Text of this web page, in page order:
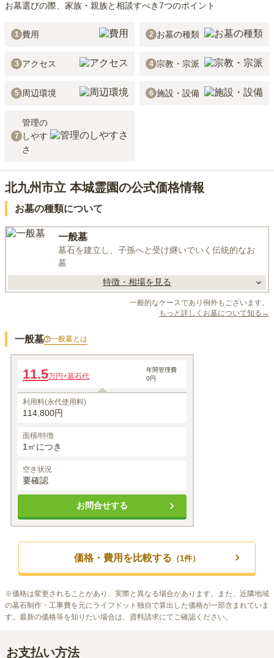
お墓選びの際、家族・親族と相談すべき7つのポイント
1 費用 2 お墓の種類
3 アクセス 4 宗教・宗派
5 周辺環境 6 施設・設備
7
管理の
しやす
さ
北九州市立 本城霊園の公式価格情報
お墓の種類について
一般墓
墓石を建立し、子孫へと受け継いでいく伝統的なお
墓
特徴・相場を見る
一般的なケースであり例外もございます。
もっと詳しくお墓について知る→
一般墓 一般墓とは
11.5万円+墓石代
年間管理費
0円
利用料(永代使用料)
114,800円
面積/特徴
1㎡につき
空き状況
要確認
お問合せする
価格・費用を比較する （1件）
※価格は変更されることがあり、実際と異なる場合があります。また、近隣地域
の墓石制作・工事費を元にライフドット独自で算出した価格が一部含まれていま
す。最新の価格等を知りたい場合は、資料請求にてご確認ください。
お支払い方法